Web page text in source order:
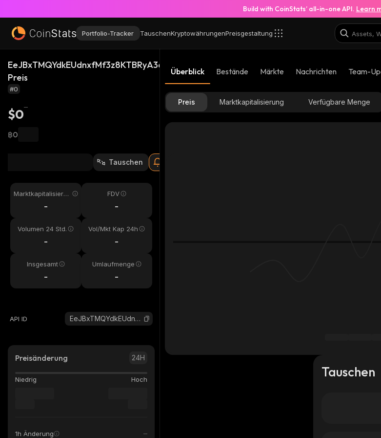
Build with CoinStats’ all-in-one API. Learn
Portfolio-Tracker TauschenKryptowährungenPreisgestaltung
EeJBxTMQYdkEUdnxfMf3z8KTBRyA3qU6H2PKuN4fKrFw_solana
Preis
#0
$0
฿0
Tauschen
Marktkapitalisieru
-
FDV
-
Volumen 24 Std.
-
Vol/Mkt Kap 24h
-
Insgesamt
-
Umlaufmenge
-
API ID EeJBxTMQYdkEUdnxfMf3z8KTBRyA3qU6H2PKuN4fKrFw_solana
Preisänderung 24H
Niedrig Hoch
1h Änderung
Überblick Bestände Märkte Nachrichten Team-
Preis Marktkapitalisierung Verfügbare Menge
Tauschen